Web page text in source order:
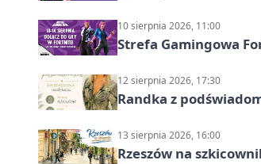
10 sierpnia 2026, 11:00
Strefa Gamingowa
12 sierpnia 2026, 17:30
Randka z
13 sierpnia 2026, 16:00
Rzeszów na